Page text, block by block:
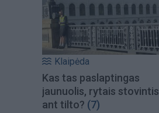
Klaipėda
Kas tas paslaptingas
jaunuolis, rytais stovintis
ant tilto? (7)